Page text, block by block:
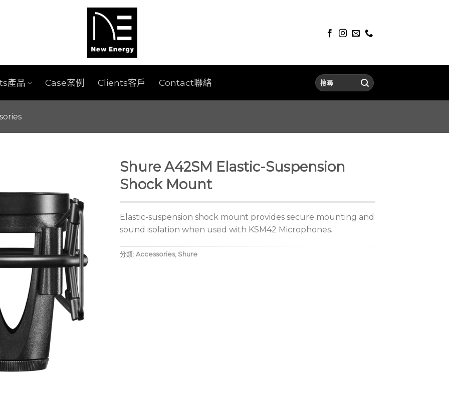
產品 Case案例 Clients客戶 Contact聯絡
Shure A42SM Elastic-Suspension
Shock Mount
Elastic-suspension shock mount provides secure mounting and
sound isolation when used with KSM42 Microphones.
分類: Accessories, Shure